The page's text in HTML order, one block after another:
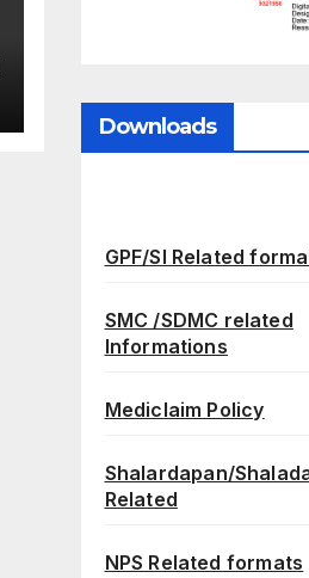
Downloads
GPF/SI Related
SMC /SDMC related
Informations
Mediclaim Policy
Shalardapan/
Related
NPS Related formats